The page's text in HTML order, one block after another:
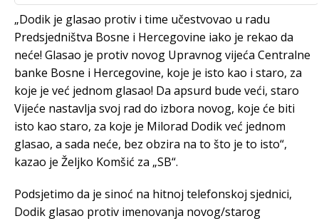
„Dodik je glasao protiv i time učestvovao u radu
Predsjedništva Bosne i Hercegovine iako je rekao da
neće! Glasao je protiv novog Upravnog vijeća Centralne
banke Bosne i Hercegovine, koje je isto kao i staro, za
koje je već jednom glasao! Da apsurd bude veći, staro
Vijeće nastavlja svoj rad do izbora novog, koje će biti
isto kao staro, za koje je Milorad Dodik već jednom
glasao, a sada neće, bez obzira na to što je to isto“,
kazao je Željko Komšić za „SB“.
Podsjetimo da je sinoć na hitnoj telefonskoj sjednici,
Dodik glasao protiv imenovanja novog/starog